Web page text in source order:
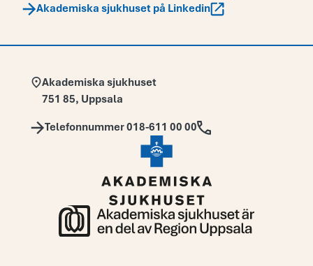
Akademiska sjukhuset på Linkedin
Adress:
Akademiska sjukhuset
751 85, Uppsala
Telefon:
Telefonnummer 018-611 00 00